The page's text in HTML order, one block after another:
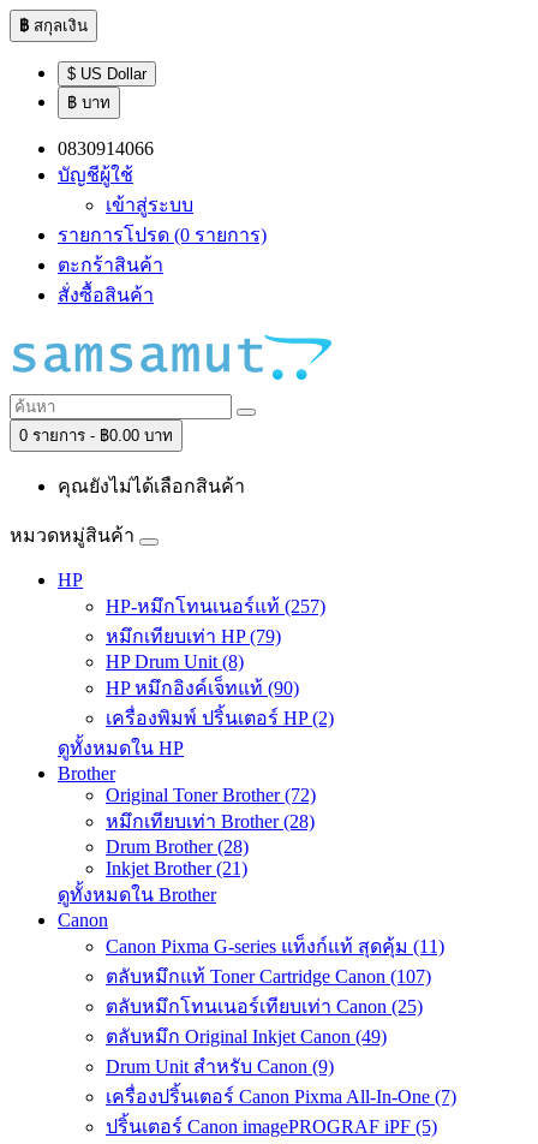
฿ สกุลเงิน
$ US Dollar
฿ บาท
0830914066
บัญชีผู้ใช้
เข้าสู่ระบบ
รายการโปรด (0 รายการ)
ตะกร้าสินค้า
สั่งซื้อสินค้า
0 รายการ - ฿0.00 บาท
คุณยังไม่ได้เลือกสินค้า
หมวดหมู่สินค้า
HP
HP-หมึกโทนเนอร์แท้ (257)
หมึกเทียบเท่า HP (79)
HP Drum Unit (8)
HP หมึกอิงค์เจ็ทแท้ (90)
เครื่องพิมพ์ ปริ้นเตอร์ HP (2)
ดูทั้งหมดใน HP
Brother
Original Toner Brother (72)
หมึกเทียบเท่า Brother (28)
Drum Brother (28)
Inkjet Brother (21)
ดูทั้งหมดใน Brother
Canon
Canon Pixma G-series แท็งก์แท้ สุดคุ้ม (11)
ตลับหมึกแท้ Toner Cartridge Canon (107)
ตลับหมึกโทนเนอร์เทียบเท่า Canon (25)
ตลับหมึก Original Inkjet Canon (49)
Drum Unit สำหรับ Canon (9)
เครื่องปริ้นเตอร์ Canon Pixma All-In-One (7)
ปริ้นเตอร์ Canon imagePROGRAF iPF (5)